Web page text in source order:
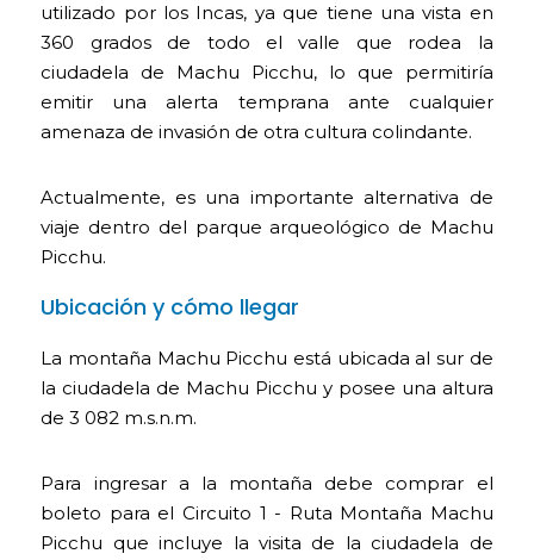
utilizado por los Incas, ya que tiene una vista en
360 grados de todo el valle que rodea la
ciudadela de Machu Picchu, lo que permitiría
emitir una alerta temprana ante cualquier
amenaza de invasión de otra cultura colindante.
Actualmente, es una importante alternativa de
viaje dentro del parque arqueológico de Machu
Picchu.
Ubicación y cómo llegar
La montaña Machu Picchu está ubicada al sur de
la ciudadela de Machu Picchu y posee una altura
de 3 082 m.s.n.m.
Para ingresar a la montaña debe comprar el
boleto para el Circuito 1 - Ruta Montaña Machu
Picchu que incluye la visita de la ciudadela de